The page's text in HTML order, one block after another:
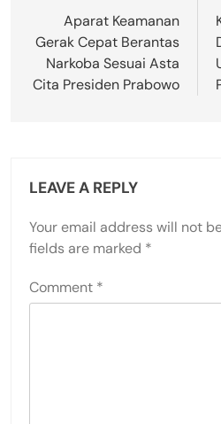
navigation
Aparat Keamanan
Gerak Cepat Berantas
Narkoba Sesuai Asta
Cita Presiden Prabowo
LEAVE A REPLY
Your email address will not
fields are marked *
Comment *